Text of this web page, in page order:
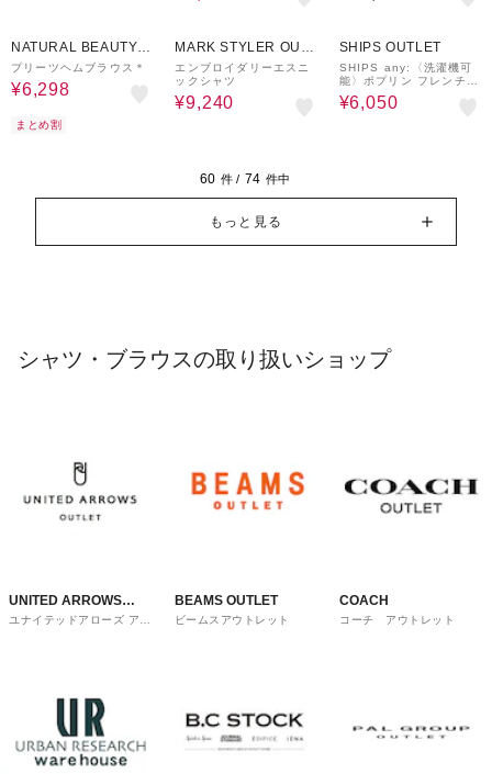
NATURAL BEAUTY B
ASIC
プリーツヘムブラウス＊
¥6,298
まとめ割
MARK STYLER OUT
LET
エンブロイダリーエスニ
ックシャツ
¥9,240
SHIPS OUTLET
SHIPS any:〈洗濯機可
能〉ポプリン フレンチス
リーブ ポケット ドロス
ト シャツ
¥6,050
60 件 / 74 件中
もっと見る
シャツ・ブラウスの取り扱いショップ
UNITED ARROWS
OUTLET
ユナイテッドアローズ アウ
BEAMS OUTLET
ビームスアウトレット
COACH
コーチ アウトレット